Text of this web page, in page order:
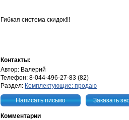
Гибкая система скидок!!!
Контакты:
Автор: Валерий
Телефон: 8-044-496-27-83 (82)
Раздел: Комплектующие: продаю
Написать письмо Заказать
Комментарии